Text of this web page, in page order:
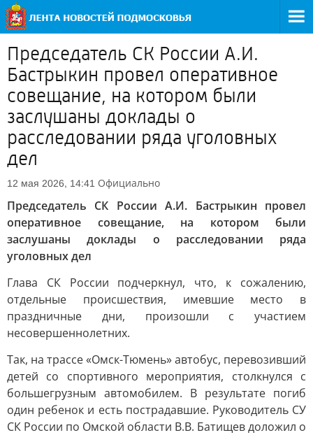
Председатель СК России А.И.
Бастрыкин провел оперативное
совещание, на котором были
заслушаны доклады о
расследовании ряда уголовных
дел
12 мая 2026, 14:41 Официально
Председатель СК России А.И. Бастрыкин провел
оперативное совещание, на котором были
заслушаны доклады о расследовании ряда
уголовных дел
Глава СК России подчеркнул, что, к сожалению,
отдельные происшествия, имевшие место в
праздничные дни, произошли с участием
несовершеннолетних.
Так, на трассе «Омск-Тюмень» автобус, перевозивший
детей со спортивного мероприятия, столкнулся с
большегрузным автомобилем. В результате погиб
один ребенок и есть пострадавшие. Руководитель СУ
СК России по Омской области В.В. Батищев доложил о